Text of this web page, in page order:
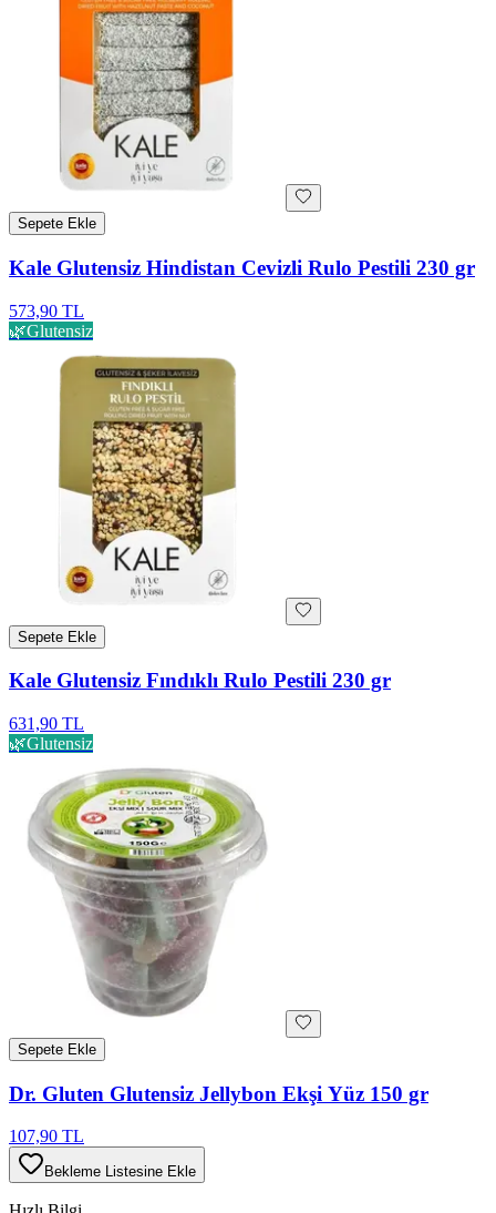
Sepete Ekle
Kale Glutensiz Hindistan Cevizli Rulo Pestili 230 gr
573,90 TL
🌿Glutensiz
Sepete Ekle
Kale Glutensiz Fındıklı Rulo Pestili 230 gr
631,90 TL
🌿Glutensiz
Sepete Ekle
Dr. Gluten Glutensiz Jellybon Ekşi Yüz 150 gr
107,90 TL
Bekleme Listesine Ekle